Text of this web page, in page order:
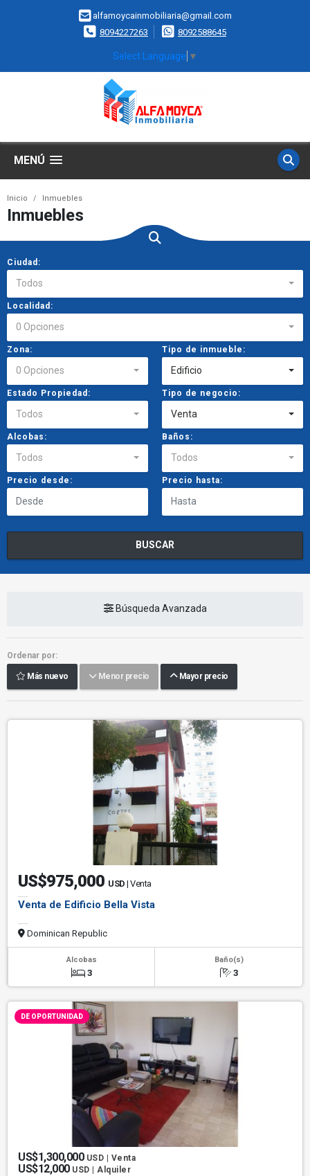
alfamoycainmobiliaria@gmail.com
8094227263
8092588645
Select Language ▼
MENÚ
Inicio Inmuebles
Inmuebles
Ciudad:
Todos
Localidad:
0 Opciones
Zona:
0 Opciones
Tipo de inmueble:
Edificio
Estado Propiedad:
Todos
Tipo de negocio:
Venta
Alcobas:
Todos
Baños:
Todos
Precio desde: Precio hasta:
BUSCAR
Búsqueda Avanzada
Ordenar por:
Más nuevo Menor precio Mayor precio
US$975,000 USD | Venta
Venta de Edificio Bella Vista
Dominican Republic
Alcobas
3
Baño(s)
3
DE OPORTUNIDAD
US$1,300,000 USD | Venta
US$12,000 USD | Alquiler